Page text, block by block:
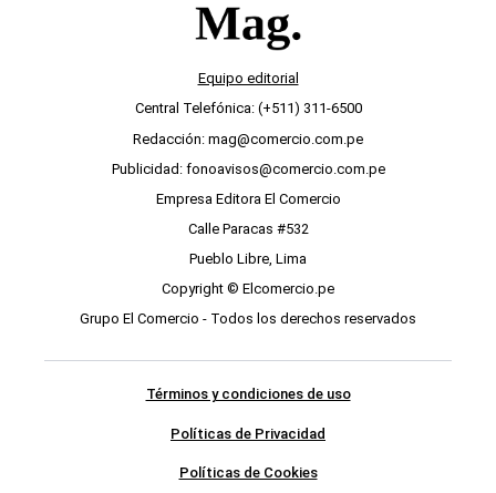
Equipo editorial
Central Telefónica: (+511) 311-6500
Redacción: mag@comercio.com.pe
Publicidad: fonoavisos@comercio.com.pe
Empresa Editora El Comercio
Calle Paracas #532
Pueblo Libre, Lima
Copyright © Elcomercio.pe
Grupo El Comercio - Todos los derechos reservados
Términos y condiciones de uso
Políticas de Privacidad
Políticas de Cookies